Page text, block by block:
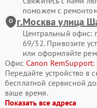
поможем с
г.Москва улица
Центральный офис:
69/32. Привозите
или оформляйте
Офис Canon
Передайте устройство в
бесплатной сервисной
ваше время.
Показать все адреса